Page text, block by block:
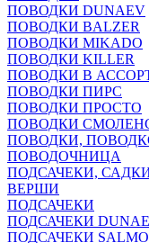
ПОВОДКИ DUNAEV
ПОВОДКИ BALZER
ПОВОДКИ MIKADO
ПОВОДКИ KILLER
ПОВОДКИ В
ПОВОДКИ ПИРС
ПОВОДКИ ПРОСТО
ПОВОДКИ
ПОВОДКИ,
ПОВОДОЧНИЦА
ПОДСАЧЕКИ,
ВЕРШИ
ПОДСАЧЕКИ
ПОДСАЧЕКИ
ПОДСАЧЕКИ SALMO